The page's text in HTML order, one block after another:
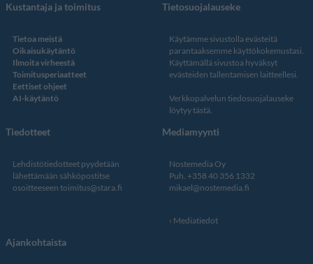
Kustantaja ja toimitus
Tietoa meistä
Oikaisukäytäntö
Ilmoita virheestä
Toimitusperiaatteet
Eettiset ohjeet
AI-käytäntö
Tietosuojalauseke
Käytämme sivustolla evästeitä
parantaaksemme käyttökokemustasi.
Käyttämällä sivustoa hyväksyt
evästeiden tallentamisen laitteellesi.
Verkkopalvelun tiedosuojalauseke
löytyy tästä.
Tiedotteet
Lehdistötiedotteet pyydetään
lähettämään sähköpostitse
osoitteeseen toimitus@stara.fi
Mediamyynti
Nostemedia Oy
Puh. +358 40 356 1332
mikael@nostemedia.fi
Mediatiedot
Ajankohtaista